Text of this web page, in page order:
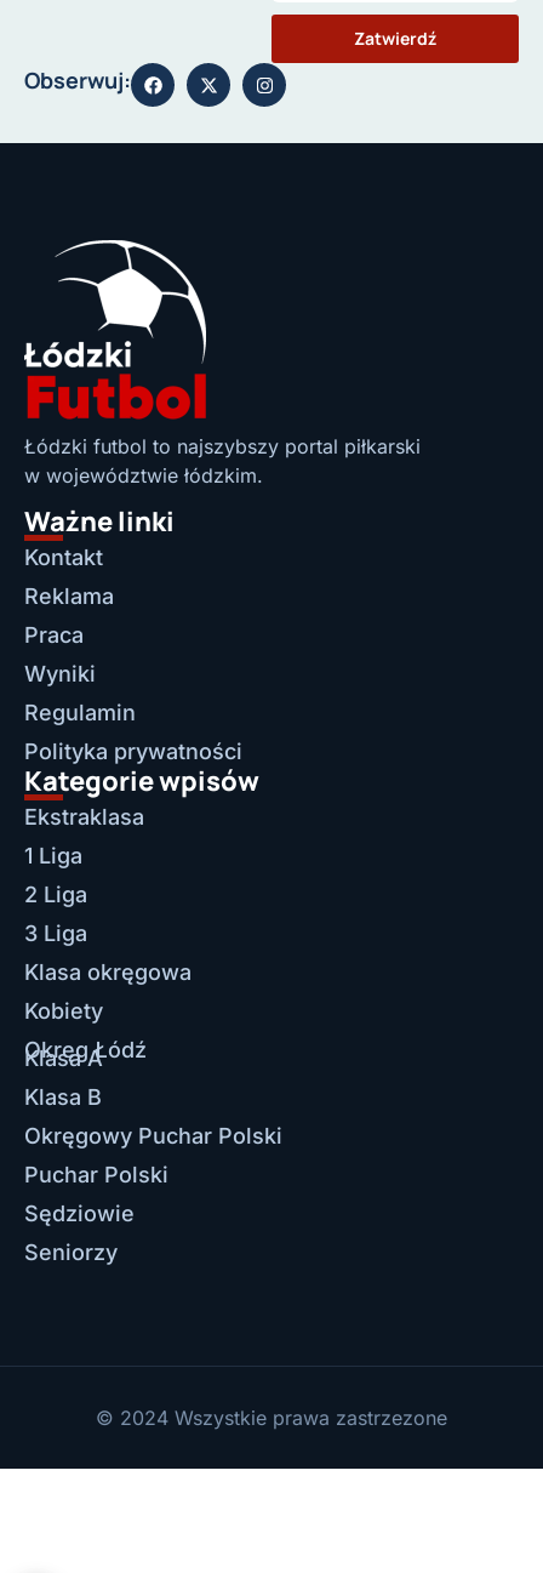
Zatwierdź
Obserwuj:
Łódzki futbol to najszybszy portal piłkarski
w województwie łódzkim.
Ważne linki
Kontakt
Reklama
Praca
Wyniki
Regulamin
Polityka prywatności
Kategorie wpisów
Ekstraklasa
1 Liga
2 Liga
3 Liga
Klasa okręgowa
Kobiety
Okręg Łódź
Klasa A
Klasa B
Okręgowy Puchar Polski
Puchar Polski
Sędziowie
Seniorzy
© 2024 Wszystkie prawa zastrzezone